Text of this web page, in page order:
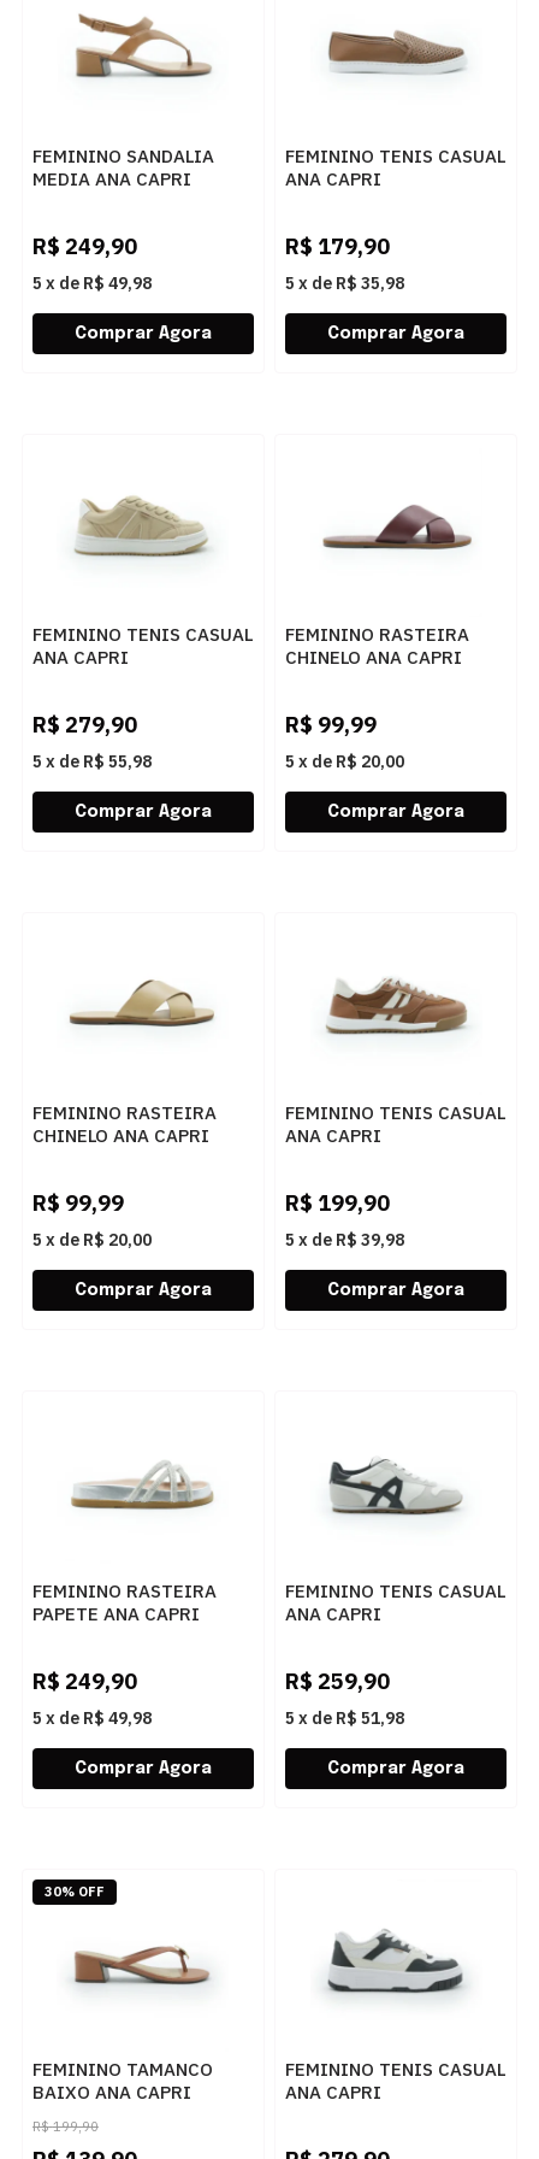
FEMININO SANDALIA
MEDIA ANA CAPRI
R$ 249,90
5 x de R$ 49,98
FEMININO TENIS CASUAL
ANA CAPRI
R$ 179,90
5 x de R$ 35,98
FEMININO TENIS CASUAL
ANA CAPRI
R$ 279,90
5 x de R$ 55,98
FEMININO RASTEIRA
CHINELO ANA CAPRI
R$ 99,99
5 x de R$ 20,00
FEMININO RASTEIRA
CHINELO ANA CAPRI
R$ 99,99
5 x de R$ 20,00
FEMININO TENIS CASUAL
ANA CAPRI
R$ 199,90
5 x de R$ 39,98
FEMININO RASTEIRA
PAPETE ANA CAPRI
R$ 249,90
5 x de R$ 49,98
FEMININO TENIS CASUAL
ANA CAPRI
R$ 259,90
5 x de R$ 51,98
FEMININO TAMANCO
BAIXO ANA CAPRI
C3068800180004 AC
ARGILA
R$ 199,90
30% OFF
FEMININO TENIS CASUAL
ANA CAPRI